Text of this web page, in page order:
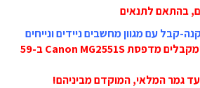
בהתאם לתנאים
קבל עם מגוון מחשבים ניידים ונייחים
רוכשים מחשב שבמבצע ומקבלים מדפסת Canon MG2551S ב-59